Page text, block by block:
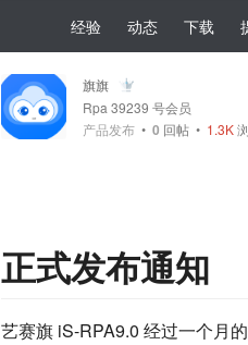
经验 动态 下载
旗旗
Rpa 39239 号会员
产品发布 • 0 回帖• 1.3K
正式发布通知
艺赛旗 iS-RPA9.0 经过一个月